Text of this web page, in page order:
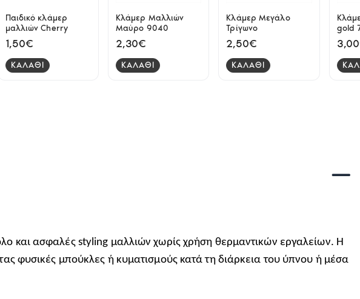
Παιδικό κλάμερ
μαλλιών Cherry
1,50€
ΚΑΛΑΘΙ
Κλάμερ Μαλλιών
Μαύρο 9040
2,30€
ΚΑΛΑΘΙ
Κλάμερ Μεγάλο
Τρίγωνο
2,50€
ΚΑΛΑΘΙ
gold
και ασφαλές styling μαλλιών χωρίς χρήση θερμαντικών εργαλείων. Η
φυσικές μπούκλες ή κυματισμούς κατά τη διάρκεια του ύπνου ή μέσα